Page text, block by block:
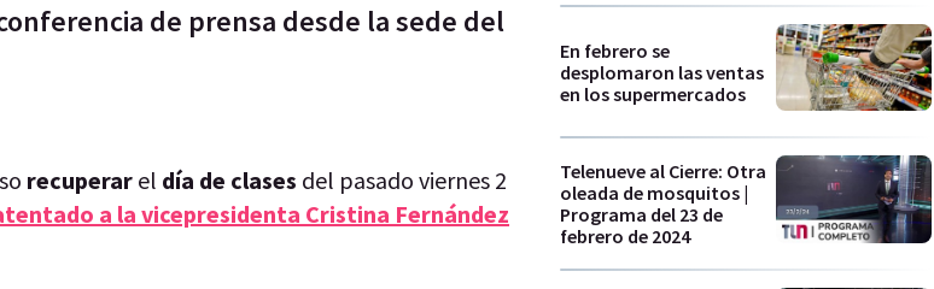
de prensa desde la sede del
recuperar el día de clases del pasado viernes 2
a la vicepresidenta Cristina Fernández
En febrero se
desplomaron las ventas
en los supermercados
Telenueve al Cierre: Otra
oleada de mosquitos |
Programa del 23 de
febrero de 2024